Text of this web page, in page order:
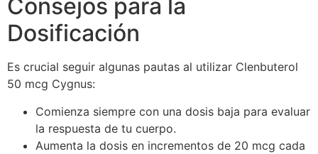
Consejos para la
Dosificación
Es crucial seguir algunas pautas al utilizar Clenbuterol
50 mcg Cygnus:
Comienza siempre con una dosis baja para evaluar
la respuesta de tu cuerpo.
Aumenta la dosis en incrementos de 20 mcg cada